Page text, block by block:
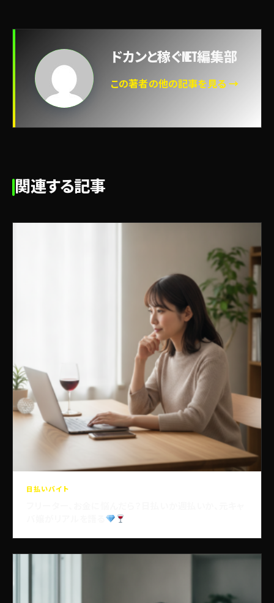
ドカンと稼ぐNET編集部
この著者の他の記事を見る →
関連する記事
日払いバイト